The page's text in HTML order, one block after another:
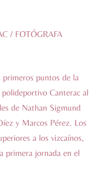
primeros puntos de la
Canterac al
de Nathan Sigmund
y Marcos Pérez. Los
a los vizcaínos,
primera jornada en el